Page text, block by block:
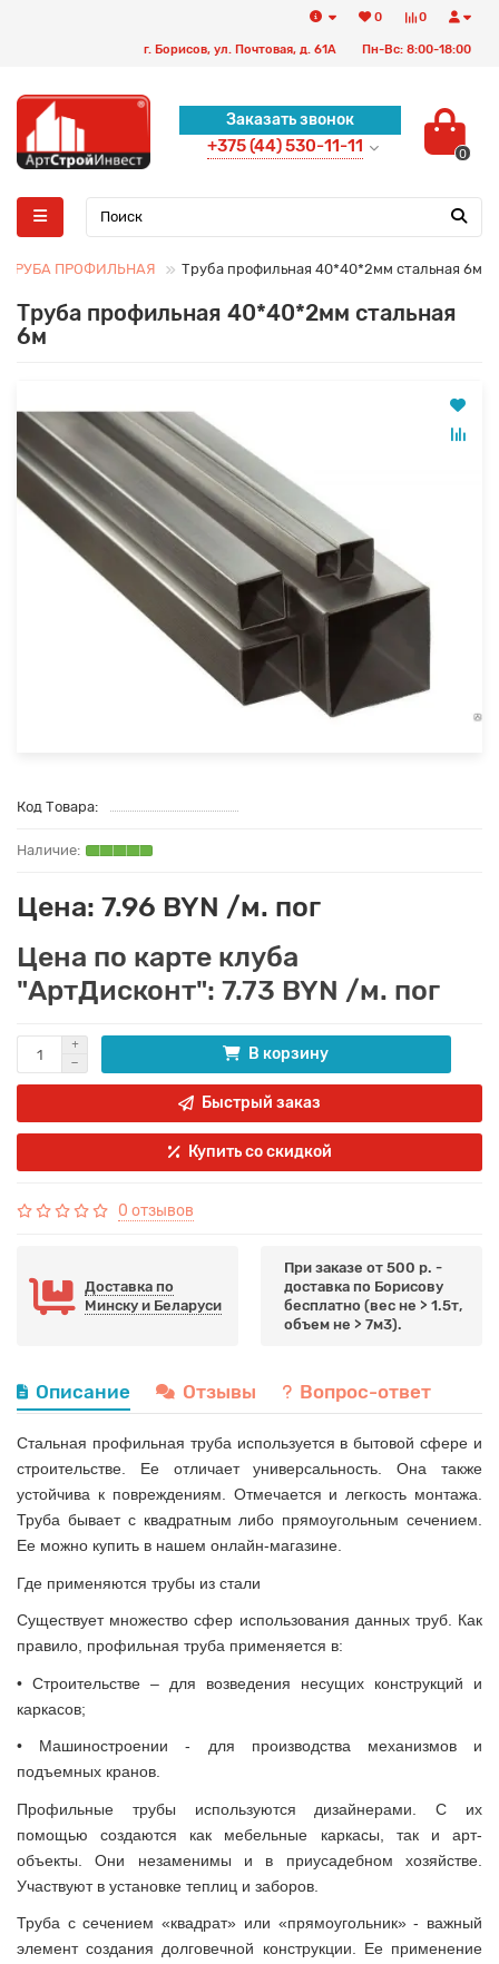
0
0
г. Борисов, ул. Почтовая, д. 61А Пн-Вс: 8:00-18:00
Заказать звонок
+375 (44) 530-11-11 0
ТРУБА ПРОФИЛЬНАЯ Труба профильная 40*40*2мм стальная 6м
Труба профильная 40*40*2мм стальная
6м
Код Товара:
Цена: 7.96 BYN /м. пог
Цена по карте клуба
"АртДисконт": 7.73 BYN /м. пог
В корзину
Быстрый заказ
Купить со скидкой
0 отзывов
Доставка по
Минску и Беларуси
При заказе от 500 р. -
доставка по Борисову
бесплатно (вес не > 1.5т,
объем не > 7м3).
Описание Отзывы Вопрос-ответ
Стальная профильная труба используется в бытовой сфере и
строительстве. Ее отличает универсальность. Она также
устойчива к повреждениям. Отмечается и легкость монтажа.
Труба бывает с квадратным либо прямоугольным сечением.
Ее можно купить в нашем онлайн-магазине.
Где применяются трубы из стали
Существует множество сфер использования данных труб. Как
правило, профильная труба применяется в:
• Строительстве – для возведения несущих конструкций и
каркасов;
•
Машиностроении - для производства механизмов и
подъемных кранов.
Профильные трубы используются дизайнерами. С их
помощью создаются как мебельные каркасы, так и арт-
объекты. Они незаменимы и в приусадебном хозяйстве.
Участвуют в установке теплиц и заборов.
Труба с сечением «квадрат» или «прямоугольник» - важный
элемент создания долговечной конструкции. Ее применение